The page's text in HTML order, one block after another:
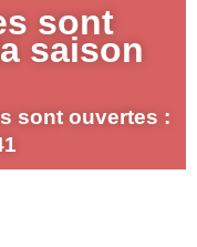
sont
saison
sont ouvertes :